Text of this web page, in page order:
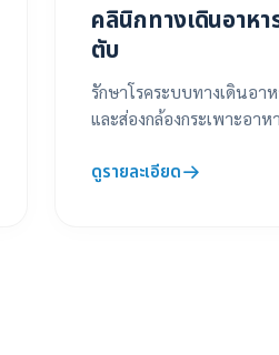
คลินิกทางเดินอาหา
ตับ
รักษาโรคระบบทางเดินอา
และส่องกล้องกระเพาะอาห
เชี่ยวชาญ
ดูรายละเอียด